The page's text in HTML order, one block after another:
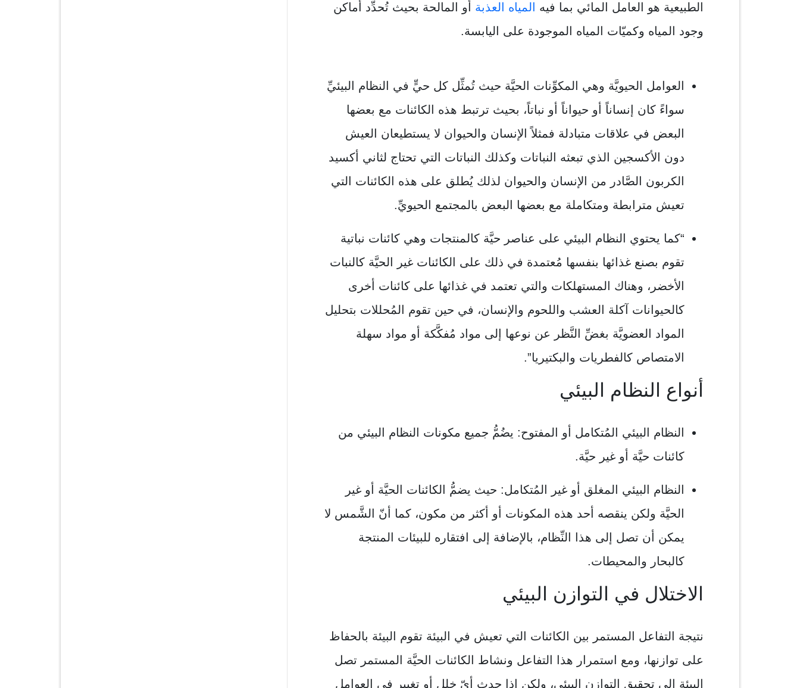
الطبيعية هو العامل المائي بما فيه المياه العذبة أو المالحة بحيث تُحدِّد أماكن
وجود المياه وكميّات المياه الموجودة على اليابسة.
العوامل الحيويَّة وهي المكوِّنات الحيَّة حيث تُمثِّل كل حيٍّ في النظام البيئيِّ
سواءً كان إنساناً أو حيواناً أو نباتاً، بحيث ترتبط هذه الكائنات مع بعضها
البعض في علاقات متبادلة فمثلاً الإنسان والحيوان لا يستطيعان العيش
دون الأكسجين الذي تبعثه النباتات وكذلك النباتات التي تحتاج لثاني أكسيد
الكربون الصَّادر من الإنسان والحيوان لذلك يُطلق على هذه الكائنات التي
تعيش مترابطة ومتكاملة مع بعضها البعض بالمجتمع الحيويِّ.
“كما يحتوي النظام البيئي على عناصر حيَّة كالمنتجات وهي كائنات نباتية
تقوم بصنع غذائها بنفسها مُعتمدة في ذلك على الكائنات غير الحيَّة كالنبات
الأخضر، وهناك المستهلكات والتي تعتمد في غذائها على كائنات أخرى
كالحيوانات آكلة العشب واللحوم والإنسان، في حين تقوم المُحللات بتحليل
المواد العضويَّة بغضِّ النَّظر عن نوعها إلى مواد مُفكَّكة أو مواد سهلة
الامتصاص كالفطريات والبكتيريا”.
أنواع النظام البيئي
النظام البيئي المُتكامل أو المفتوح: يضُمُّ جميع مكونات النظام البيئي من
كائنات حيَّة أو غير حيَّة.
النظام البيئي المغلق أو غير المُتكامل: حيث يضمُّ الكائنات الحيَّة أو غير
الحيَّة ولكن ينقصه أحد هذه المكونات أو أكثر من مكون، كما أنّ الشَّمس لا
يمكن أن تصل إلى هذا النِّظام، بالإضافة إلى افتقاره للبيئات المنتجة
كالبحار والمحيطات.
الاختلال في التوازن البيئي
نتيجة التفاعل المستمر بين الكائنات التي تعيش في البيئة تقوم البيئة بالحفاظ
على توازنها، ومع استمرار هذا التفاعل ونشاط الكائنات الحيَّة المستمر تصل
البيئة إلى تحقيق التوازن البيئي، ولكن إذا حدث أيّ خلل أو تغيير في العوامل